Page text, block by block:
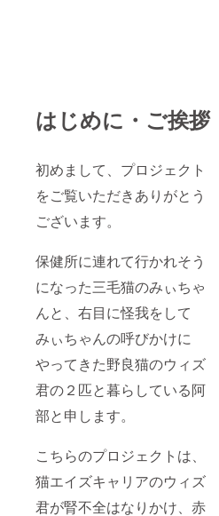
はじめに・ご挨拶
初めまして、プロジェクト
をご覧いただきありがとう
ございます。
保健所に連れて行かれそう
になった三毛猫のみぃちゃ
んと、右目に怪我をして
みぃちゃんの呼びかけに
やってきた野良猫のウィズ
君の２匹と暮らしている阿
部と申します。
こちらのプロジェクトは、
猫エイズキャリアのウィズ
君が腎不全はなりかけ、赤